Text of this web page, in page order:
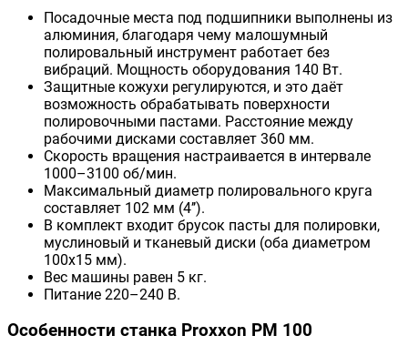
Посадочные места под подшипники выполнены из
алюминия, благодаря чему малошумный
полировальный инструмент работает без
вибраций. Мощность оборудования 140 Вт.
Защитные кожухи регулируются, и это даёт
возможность обрабатывать поверхности
полировочными пастами. Расстояние между
рабочими дисками составляет 360 мм.
Скорость вращения настраивается в интервале
1000–3100 об/мин.
Максимальный диаметр полировального круга
составляет 102 мм (4’’).
В комплект входит брусок пасты для полировки,
муслиновый и тканевый диски (оба диаметром
100x15 мм).
Вес машины равен 5 кг.
Питание 220–240 В.
Особенности станка Proxxon PM 100